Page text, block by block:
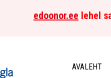
edoonor.ee lehel
AVALEHT